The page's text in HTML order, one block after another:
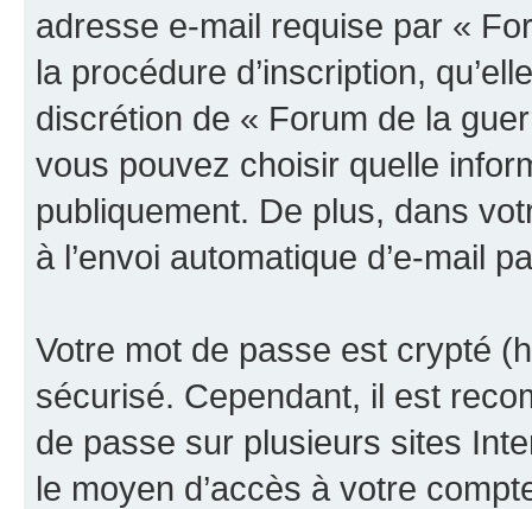
adresse e-mail requise par «
la procédure d’inscription,
discrétion de « Forum de la
vous pouvez choisir quelle
publiquement. De plus, dans
à l’envoi automatique d’e-mail
Votre mot de passe est crypté
sécurisé. Cependant, il est
de passe sur plusieurs sites
le moyen d’accès à votre